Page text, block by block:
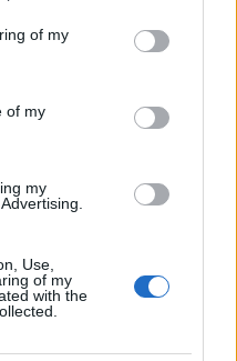
You may click to
its third-party tags to
purposes in below Google
of my
of my
my
Use,
of my
with the
hogy mindig kell
adott számú
biztonsági az ügyeleti
vezérlőhelyisége.
a beléptető rendszer
sort. Igazából a
felülete ma már
repülőgép-műszerfal;
a beléptető
menetlevél-